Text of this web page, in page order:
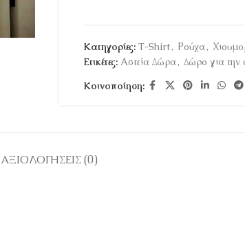
Κατηγορίες: T-Shirt, Ρούχα,
Ετικέτες: Αστεία Δώρα, Δώρο για την
Κοινοποίηση:
ΑΞΙΟΛΟΓΉΣΕΙΣ (0)